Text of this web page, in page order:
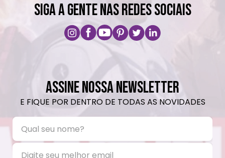
SIGA A GENTE NAS REDES SOCIAIS
ASSINE NOSSA NEWSLETTER
E FIQUE POR DENTRO DE TODAS AS NOVIDADES